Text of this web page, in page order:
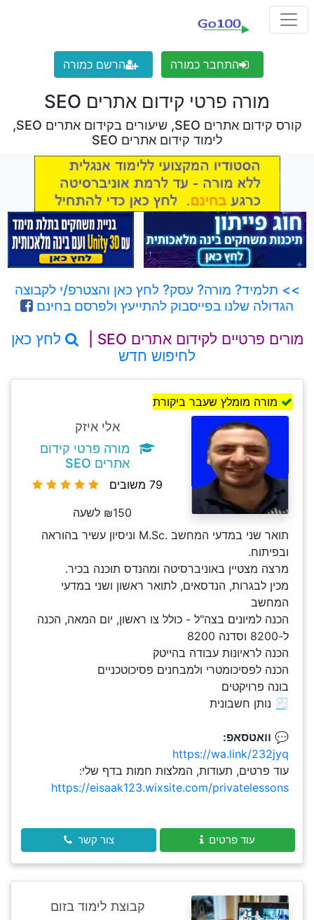
התחבר כמורה הרשם כמורה
מורה פרטי קידום אתרים SEO
קורס קידום אתרים SEO, שיעורים בקידום אתרים SEO,
לימוד קידום אתרים SEO
>> תלמיד? מורה? עסק? לחץ כאן והצטרפ/י לקבוצה
הגדולה שלנו בפייסבוק להתייעץ ולפרסם בחינם
מורים פרטיים לקידום אתרים SEO |
לחץ כאן
לחיפוש חדש
מורה מומלץ שעבר ביקורת
אלי איזק
מורה פרטי קידום
אתרים SEO
79 משובים
₪150 לשעה
תואר שני במדעי המחשב .M.Sc וניסיון עשיר בהוראה
ובפיתוח.
מרצה מצטיין באוניברסיטה ומהנדס תוכנה בכיר.
מכין לבגרות, הנדסאים, לתואר ראשון ושני במדעי
המחשב
הכנה למיונים בצה"ל - כולל צו ראשון, יום המאה, הכנה
ל-8200 וסדנה 8200
הכנה לראיונות עבודה בהייטק
הכנה לפסיכומטרי ולמבחנים פסיכוטכניים
בונה פרויקטים
🧾 נותן חשבונית
💬 וואטסאפ:
https://wa.link/232jyq
עוד פרטים, תעודות, המלצות חמות בדף שלי:
https://eisaak123.wixsite.com/privatelessons
עוד פרטים צור קשר
קבוצת לימוד בזום